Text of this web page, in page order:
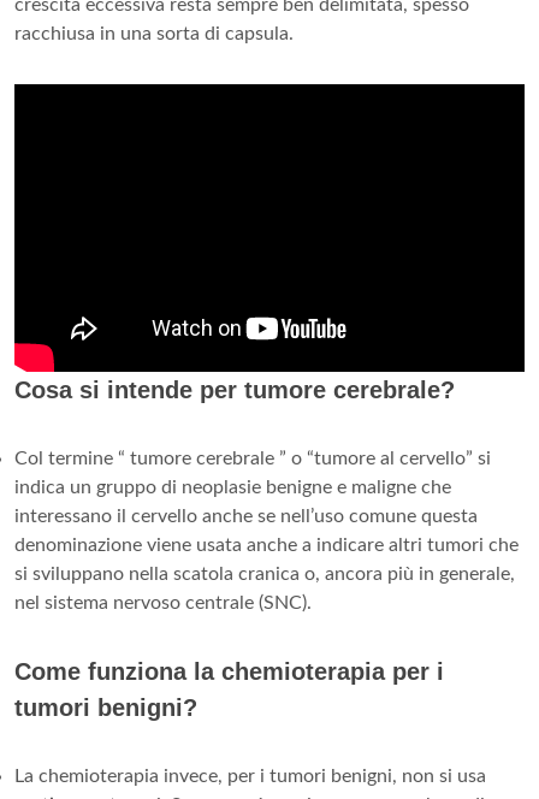
crescita eccessiva resta sempre ben delimitata, spesso
racchiusa in una sorta di capsula.
Cosa si intende per tumore cerebrale?
Col termine “ tumore cerebrale ” o “tumore al cervello” si
indica un gruppo di neoplasie benigne e maligne che
interessano il cervello anche se nell’uso comune questa
denominazione viene usata anche a indicare altri tumori che
si sviluppano nella scatola cranica o, ancora più in generale,
nel sistema nervoso centrale (SNC).
Come funziona la chemioterapia per i
tumori benigni?
La chemioterapia invece, per i tumori benigni, non si usa